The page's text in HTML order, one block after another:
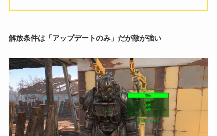
解放条件は「アップデートのみ」だが敵が強い